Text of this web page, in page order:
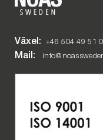
Växel: +46 504 49 51
Mail: